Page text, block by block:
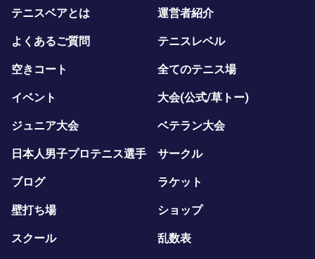
テニスベアとは 運営者紹介
よくあるご質問 テニスレベル
空きコート 全てのテニス場
イベント 大会(公式/草トー)
ジュニア大会 ベテラン大会
日本人男子プロテニス選手 サークル
ブログ ラケット
壁打ち場 ショップ
スクール 乱数表